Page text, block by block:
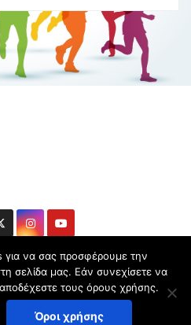
- All rights reserved | Theme by
Zigouris| .
για να σας προσφέρουμε την
σελίδα μας. Εάν συνεχίσετε να
αποδέχεστε τους όρους χρήσης.
Όροι χρήσης